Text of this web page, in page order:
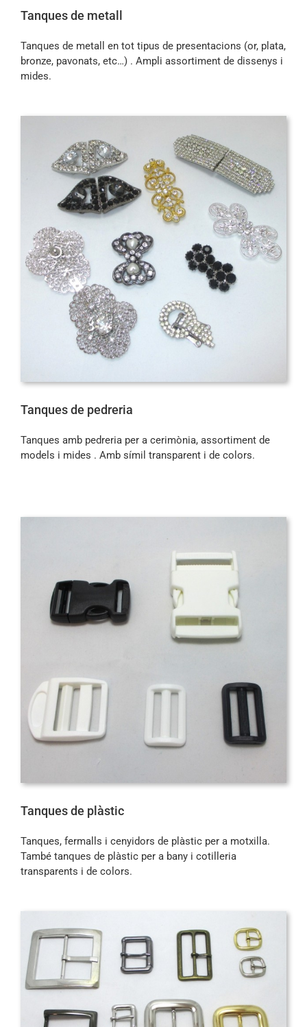
Tanques de metall
Tanques de metall en tot tipus de presentacions (or, plata,
bronze, pavonats, etc…) . Ampli assortiment de dissenys i
mides.
Tanques de pedreria
Tanques amb pedreria per a cerimònia, assortiment de
models i mides . Amb símil transparent i de colors.
Tanques de plàstic
Tanques, fermalls i cenyidors de plàstic per a motxilla.
També tanques de plàstic per a bany i cotilleria
transparents i de colors.